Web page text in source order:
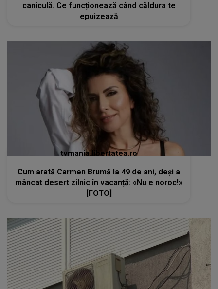
caniculă. Ce funcționează când căldura te
epuizează
tvmania.libertatea.ro
Cum arată Carmen Brumă la 49 de ani, deși a
mâncat desert zilnic în vacanță: «Nu e noroc!»
[FOTO]